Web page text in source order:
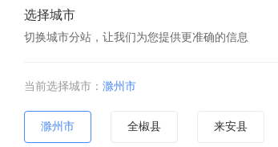
选择城市
切换城市分站，让我们为您提供更准确的信息
当前选择城市： 滁州市
滁州市 全椒县 来安县